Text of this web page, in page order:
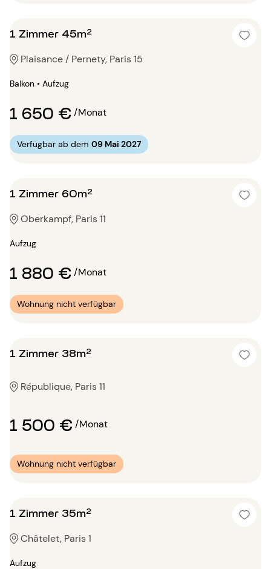
1 Zimmer 45m²
Plaisance / Pernety, Paris 15
Balkon • Aufzug
1 650 €/Monat
Verfügbar ab dem 09 Mai 2027
1 Zimmer 60m²
Oberkampf, Paris 11
Aufzug
1 880 €/Monat
Wohnung nicht verfügbar
1 Zimmer 38m²
République, Paris 11
1 500 €/Monat
Wohnung nicht verfügbar
1 Zimmer 35m²
Châtelet, Paris 1
Aufzug